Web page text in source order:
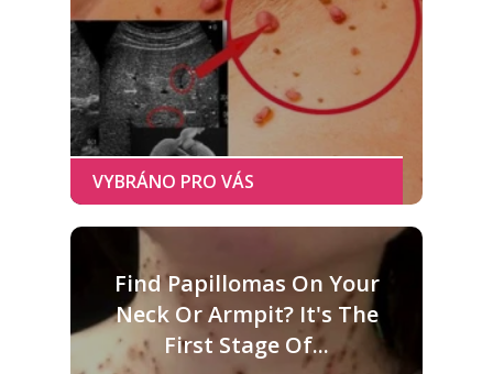
Find Papillomas On Your
Neck Or Armpit? It's The
First Stage Of...